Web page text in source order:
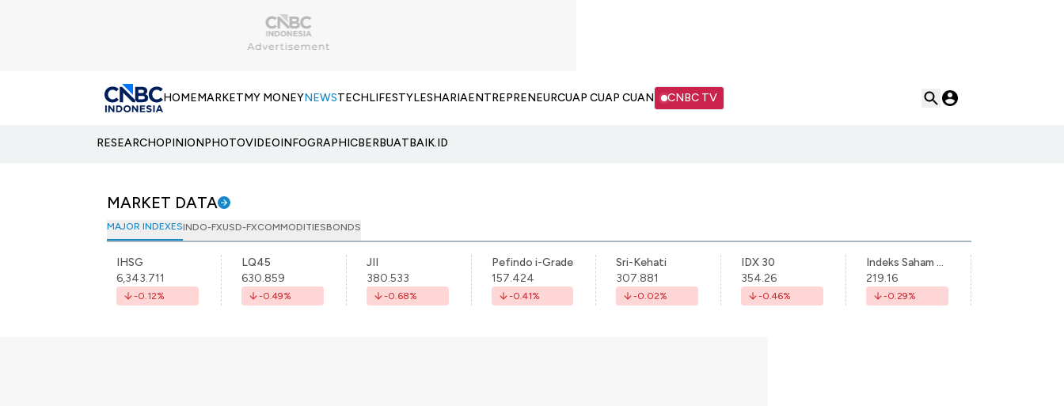
HOMEMARKETMY MONEYNEWSTECHLIFESTYLESHARIAENTREPRENEURCUAP CUAP CUAN CNBC TV
RESEARCHOPINIONPHOTOVIDEOINFOGRAPHICBERBUATBAIK.ID
MARKET DATA
MAJOR INDEXESINDO-FXUSD-FXCOMMODITIESBONDS
IHSG
6,343.711
-0.12%
LQ45
630.859
-0.49%
JII
380.533
-0.68%
Pefindo i-Grade
157.424
-0.41%
Sri-Kehati
307.881
-0.02%
IDX 30
354.26
-0.46%
Indeks Saham Syariah Indonesia
219.16
-0.29%